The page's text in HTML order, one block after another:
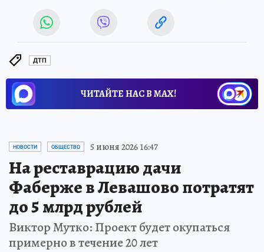
ДТП
ЧИТАЙТЕ НАС В МАХ!
НОВОСТИ ОБЩЕСТВО 5 июня 2026 16:47
На реставрацию дачи
Фаберже в Левашово потратят
до 5 млрд рублей
Виктор Мутко: Проект будет окупаться
примерно в течение 20 лет